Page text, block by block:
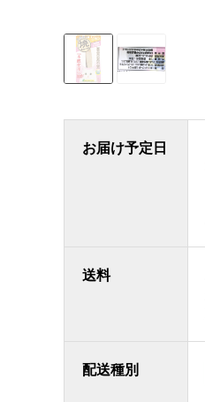
お届け予定日
送料
配送種別